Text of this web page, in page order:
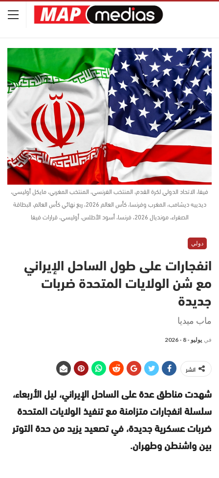
فيفا، الاتحاد الدولي لكرة القدم، المنتخب الفرنسي، المنتخب المغربي، مايكل أوليسي،
ديدييه ديشامب، المغرب وفرنسا، كأس العالم 2026، ربع نهائي كأس العالم، البطاقة
الصفراء، مونديال 2026، فرنسا، أسود الأطلس، أوليسي، قرارات فيفا
دولي
انفجارات على طول الساحل الإيراني
مع شن الولايات المتحدة ضربات
جديدة
ماب ميديا
في يوليو - 8 - 2026
انشر
شهدت مناطق عدة على الساحل الإيراني، ليل الأربعاء،
سلسلة انفجارات متزامنة مع تنفيذ الولايات المتحدة
ضربات عسكرية جديدة، في تصعيد يزيد من حدة التوتر
بين واشنطن وطهران.